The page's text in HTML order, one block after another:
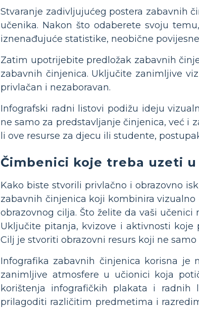
Stvaranje zadivljujućeg postera zabavnih
učenika. Nakon što odaberete svoju
iznenađujuće statistike, neobične
Zatim upotrijebite predložak zabavnih
zabavnih činjenica. Uključite zanimljive
privlačan i nezaboravan.
Infografski radni listovi podižu ideju
ne samo za predstavljanje činjenica, već i
li ove resurse za djecu ili studente,
Čimbenici koje treba uzeti
Kako biste stvorili privlačno i obrazovno
zabavnih činjenica koji kombinira
obrazovnog cilja. Što želite da vaši
Uključite pitanja, kvizove i aktivnosti
Cilj je stvoriti obrazovni resurs koji ne
Infografika zabavnih činjenica korisna je
zanimljive atmosfere u učionici koja
korištenja infografičkih plakata i radnih
prilagoditi različitim predmetima i